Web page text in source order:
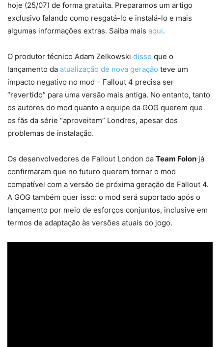
hoje (25/07) de forma gratuita. Preparamos um artigo
exclusivo falando como resgatá-lo e instalá-lo e mais
algumas informações extras. Saiba mais aqui.
O produtor técnico Adam Zelkowski disse que o
lançamento da atualização de nova geração teve um
impacto negativo no mod – Fallout 4 precisa ser
“revertido” para uma versão mais antiga. No entanto, tanto
os autores do mod quanto a equipe da GOG querem que
os fãs da série “aproveitem” Londres, apesar dos
problemas de instalação.
Os desenvolvedores de Fallout London da Team Folon já
confirmaram que no futuro querem tornar o mod
compatível com a versão de próxima geração de Fallout 4.
A GOG também quer isso: o mod será suportado após o
lançamento por meio de esforços conjuntos, inclusive em
termos de adaptação às versões atuais do jogo.